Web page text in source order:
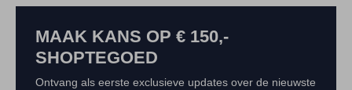
MAAK KANS OP € 150,-
SHOPTEGOED
Ontvang als eerste exclusieve updates over de nieuwste